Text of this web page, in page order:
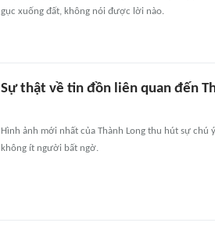
gục xuống đất, không nói được lời nào.
Sự thật về tin đồn liên quan đến
Hình ảnh mới nhất của Thành Long thu hút sự chú
không ít người bất ngờ.